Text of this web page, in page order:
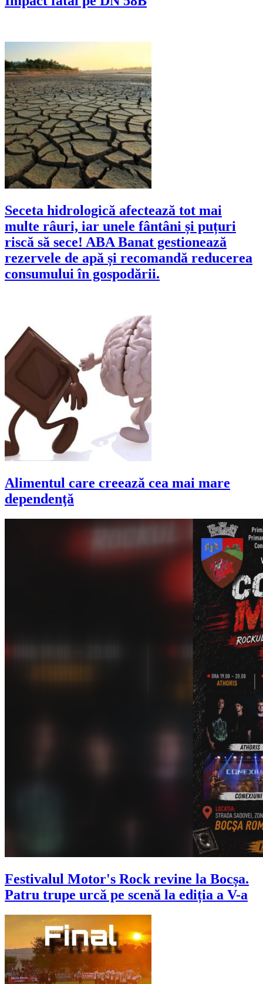
Seceta hidrologică afectează tot mai
multe râuri, iar unele fântâni și puțuri
riscă să sece! ABA Banat gestionează
rezervele de apă și recomandă reducerea
consumului în gospodării.
Alimentul care creează cea mai mare
dependenţă
Festivalul Motor's Rock revine la Bocșa.
Patru trupe urcă pe scenă la ediția a V-a